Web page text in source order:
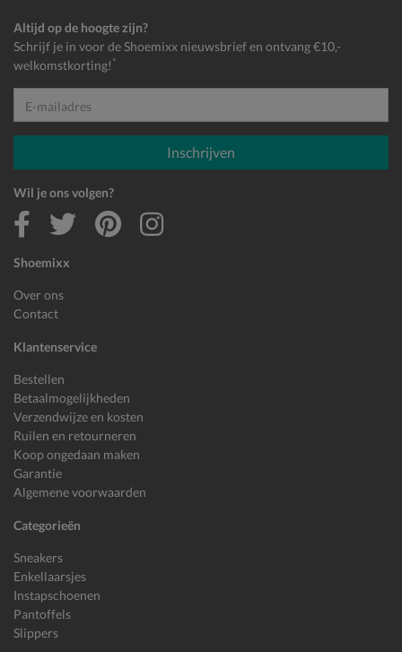
Shoemixx
Over ons
Contact
Klantenservice
Bestellen
Betaalmogelijkheden
Verzendwijze en kosten
Ruilen en retourneren
Koop ongedaan maken
Garantie
Algemene voorwaarden
Categorieën
Sneakers
Enkellaarsjes
Instapschoenen
Pantoffels
Slippers
Altijd op de hoogte zijn?
Schrijf je in voor de Shoemixx nieuwsbrief en ontvang €10,-
welkomstkorting! *
E-mailadres
Inschrijven
Wil je ons volgen?